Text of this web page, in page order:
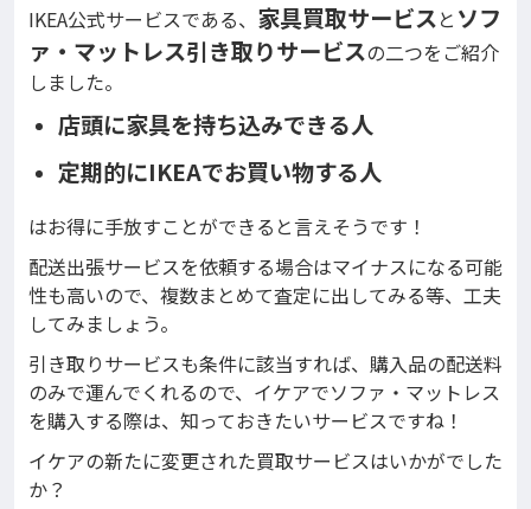
IKEA公式サービスである、 家具買取サービスと ソフ
ァ・マットレス引き取りサービスの二つをご紹介
しました。
店頭に家具を持ち込みできる人
定期的にIKEAでお買い物する人
はお得に手放すことができると言えそうです！
配送出張サービスを依頼する場合はマイナスになる可能
性も高いので、複数まとめて査定に出してみる等、工夫
してみましょう。
引き取りサービスも条件に該当すれば、購入品の配送料
のみで運んでくれるので、イケアでソファ・マットレス
を購入する際は、知っておきたいサービスですね！
イケアの新たに変更された買取サービスはいかがでした
か？